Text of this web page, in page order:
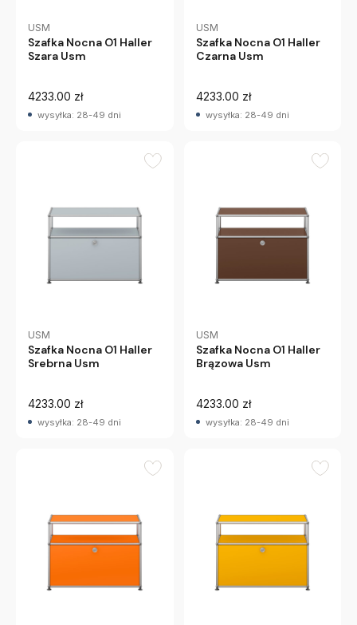
USM
Szafka Nocna O1 Haller
Szara Usm
4233.00 zł
wysyłka: 28-49 dni
USM
Szafka Nocna O1 Haller
Czarna Usm
4233.00 zł
wysyłka: 28-49 dni
USM
Szafka Nocna O1 Haller
Srebrna Usm
4233.00 zł
wysyłka: 28-49 dni
USM
Szafka Nocna O1 Haller
Brązowa Usm
4233.00 zł
wysyłka: 28-49 dni